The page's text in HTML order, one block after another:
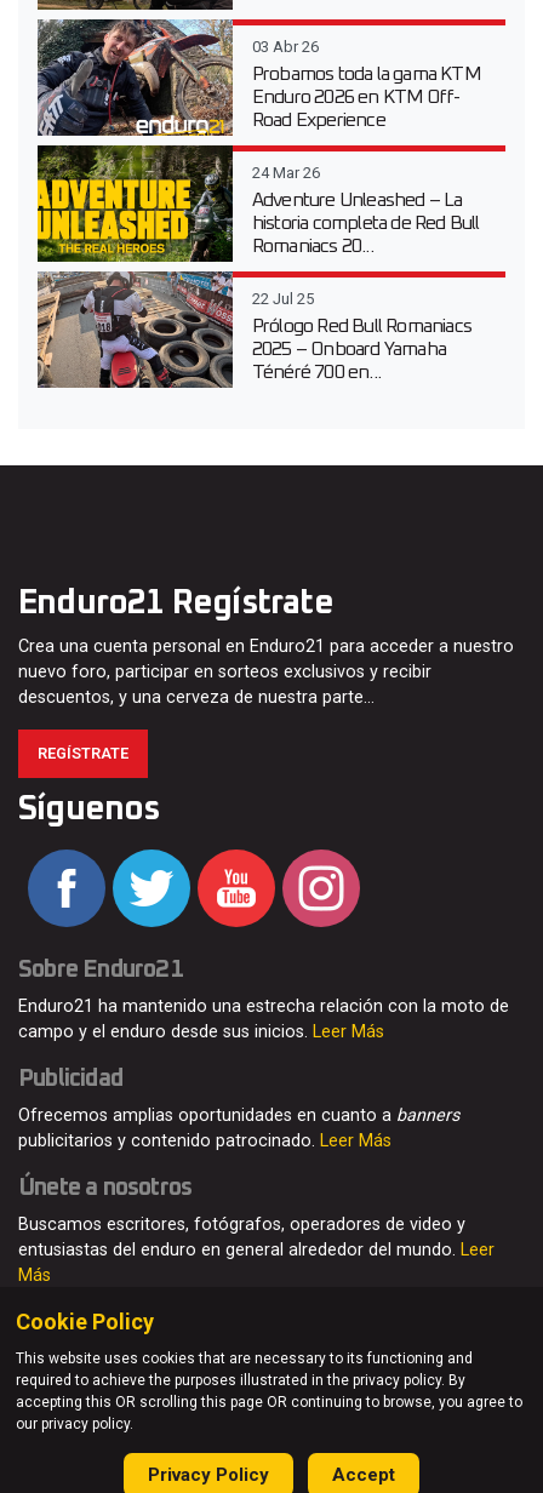
03 Abr 26
Probamos toda la gama KTM
Enduro 2026 en KTM Off-
Road Experience
24 Mar 26
Adventure Unleashed – La
historia completa de Red Bull
Romaniacs 20...
22 Jul 25
Prólogo Red Bull Romaniacs
2025 – Onboard Yamaha
Ténéré 700 en...
Enduro21 Regístrate
Crea una cuenta personal en Enduro21 para acceder a nuestro
nuevo foro, participar en sorteos exclusivos y recibir
descuentos, y una cerveza de nuestra parte…
REGÍSTRATE
Síguenos
Sobre Enduro21
Enduro21 ha mantenido una estrecha relación con la moto de
campo y el enduro desde sus inicios. Leer Más
Publicidad
Ofrecemos amplias oportunidades en cuanto a banners
publicitarios y contenido patrocinado. Leer Más
Únete a nosotros
Buscamos escritores, fotógrafos, operadores de video y
entusiastas del enduro en general alrededor del mundo. Leer
Más
© Enduro21 / Future7Media Limited. Todos los derechos
reservados
Quienes somos Contacto Únete Publicidad
Privacy Policy
Cookie Policy
This website uses cookies that are necessary to its functioning and
required to achieve the purposes illustrated in the privacy policy. By
accepting this OR scrolling this page OR continuing to browse, you agree to
our privacy policy.
Privacy Policy Accept